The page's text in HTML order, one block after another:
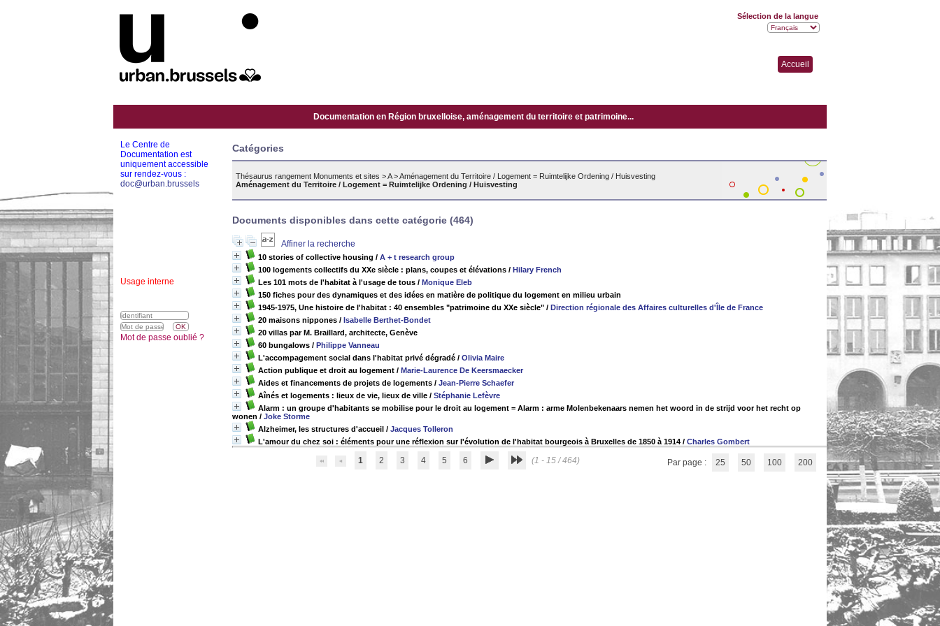
Accueil
Documentation en Région bruxelloise, aménagement du territoire et patrimoine...
Catégories
Thésaurus rangement Monuments et sites >A>Aménagement du Territoire / Logement = Ruimtelijke Ordening / Huisvesting
Aménagement du Territoire / Logement = Ruimtelijke Ordening / Huisvesting
Documents disponibles dans cette catégorie (464)
Affiner la recherche
10 stories of collective housing / A + t research group
100 logements collectifs du XXe siècle : plans, coupes et élévations / Hilary French
Les 101 mots de l'habitat à l'usage de tous / Monique Eleb
150 fiches pour des dynamiques et des idées en matière de politique du logement en milieu urbain
1945-1975, Une histoire de l'habitat : 40 ensembles "patrimoine du XXe siècle" / Direction régionale des Affaires culturelles d'Île de France
20 maisons nippones / Isabelle Berthet-Bondet
20 villas par M. Braillard, architecte, Genève
60 bungalows / Philippe Vanneau
L'accompagement social dans l'habitat privé dégradé / Olivia Maire
Action publique et droit au logement / Marie-Laurence De Keersmaecker
Aides et financements de projets de logements / Jean-Pierre Schaefer
Aînés et logements : lieux de vie, lieux de ville / Stéphanie Lefèvre
Alarm : un groupe d'habitants se mobilise pour le droit au logement = Alarm : arme Molenbekenaars nemen het woord in de strijd voor het recht op
wonen / Joke Storme
Alzheimer, les structures d'accueil / Jacques Tolleron
L'amour du chez soi : éléments pour une réflexion sur l'évolution de l'habitat bourgeois à Bruxelles de 1850 à 1914 / Charles Gombert
1 2 3 4 5 6 (1 - 15 / 464) Par page : 25 50 100 200
Le Centre de
Documentation est
uniquement accessible
sur rendez-vous :
doc@urban.brussels
Usage interne
Sélection de la langue
Mot de passe oublié ?